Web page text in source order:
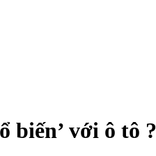
biến’ với ô tô ?